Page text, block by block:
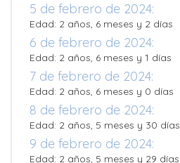
5 de febrero de 2024:
Edad: 2 años, 6 meses y 2 días
6 de febrero de 2024:
Edad: 2 años, 6 meses y 1 días
7 de febrero de 2024:
Edad: 2 años, 6 meses y 0 días
8 de febrero de 2024:
Edad: 2 años, 5 meses y 30 días
9 de febrero de 2024:
Edad: 2 años, 5 meses y 29 días